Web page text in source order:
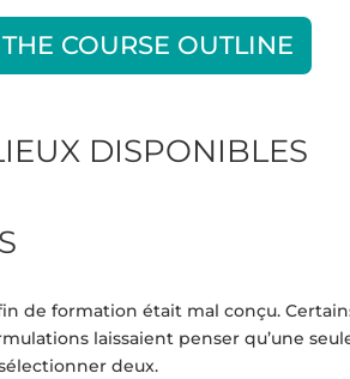
COURSE OUTLINE
DISPONIBLES
de formation était mal conçu.
laissaient penser qu’une
deux.